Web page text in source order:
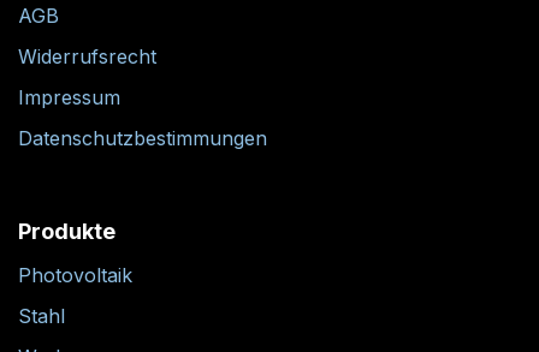
AGB
Widerrufsrecht
Impressum
Datenschutzbestimmungen
Produkte
Photovoltaik
Stahl